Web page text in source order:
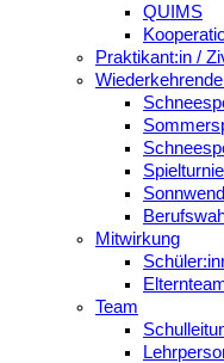
QUIMS
Praktikant:in /
Mitwirkung
Team